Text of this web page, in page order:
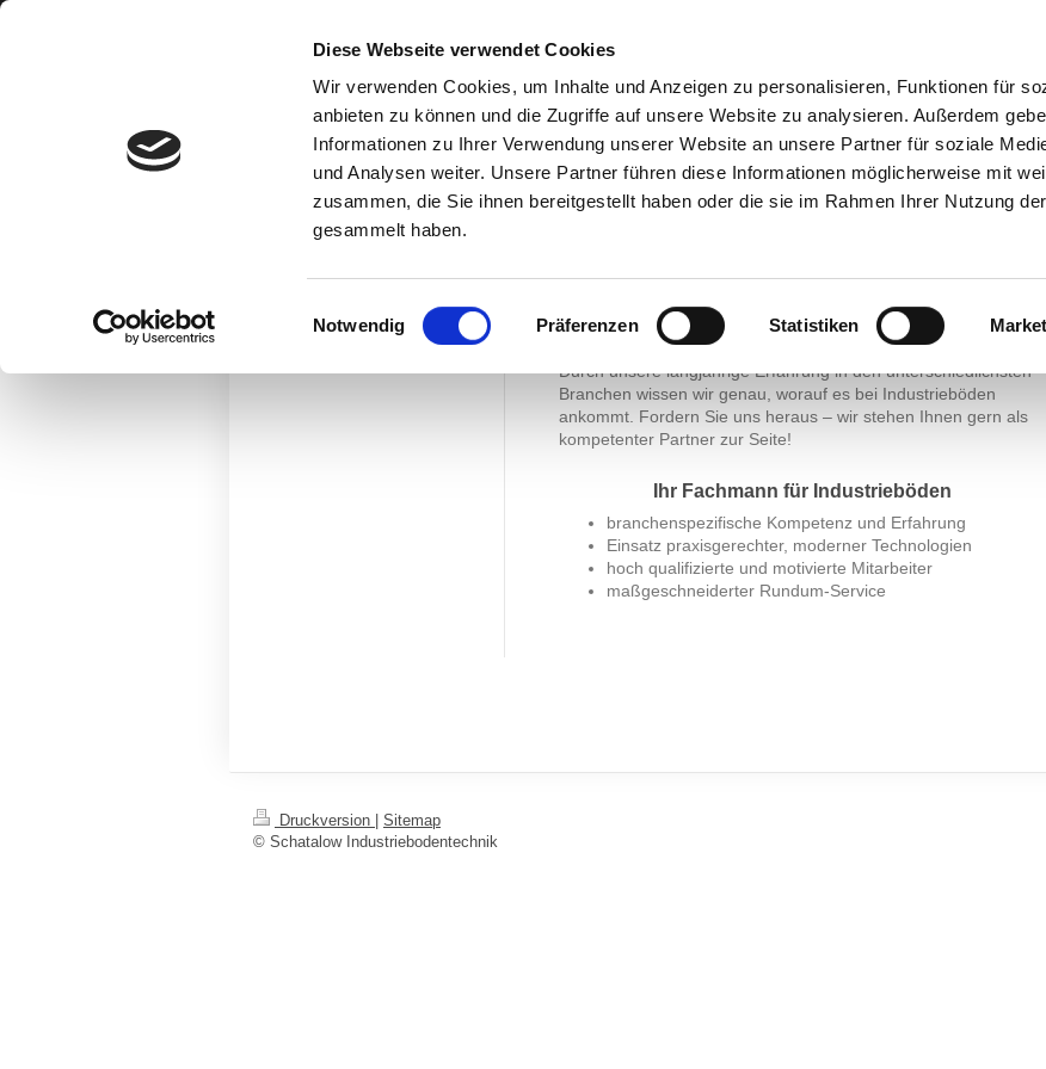
Diese Webseite verwendet Cookies
Wir verwenden Cookies, um Inhalte und Anzeigen zu personalisieren, Funktionen für
anbieten zu können und die Zugriffe auf unsere Website zu analysieren. Außerdem
Informationen zu Ihrer Verwendung unserer Website an unsere Partner für soziale
und Analysen weiter. Unsere Partner führen diese Informationen möglicherweise mit
zusammen, die Sie ihnen bereitgestellt haben oder die sie im Rahmen Ihrer Nutzung
gesammelt haben.
Einwilligungsauswahl
Notwendig Präferenzen Statistiken
Unsere Leistungen
Farbkonzepte
Über uns
Impressum
Über uns
Bei Schatalow ist Ihr Boden in den besten Händen. Wir
Analyse und Beratung bis zur fachgerechten und
Qualifizierte Mitarbeiter und modernste Verfahren der
Bodenbeschichtung sorgen für professionelle Ergebnisse, die
höchsten Ansprüchen genügen. Ganz gleich, ob bei Neubauten
oder Sanierungen.
Durch unsere langjährige Erfahrung in den unterschiedlichsten
Branchen wissen wir genau, worauf es bei Industrieböden
ankommt. Fordern Sie uns heraus – wir stehen Ihnen gern als
kompetenter Partner zur Seite!
Ihr Fachmann für Industrieböden
branchenspezifische Kompetenz und Erfahrung
Einsatz praxisgerechter, moderner Technologien
hoch qualifizierte und motivierte Mitarbeiter
maßgeschneiderter Rundum-Service
Druckversion
Sitemap
© Schatalow Industriebodentechnik